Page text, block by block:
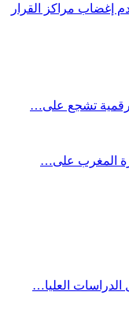
إغضاب مراكز القرار
المغرب على…
الدراسات العليا…